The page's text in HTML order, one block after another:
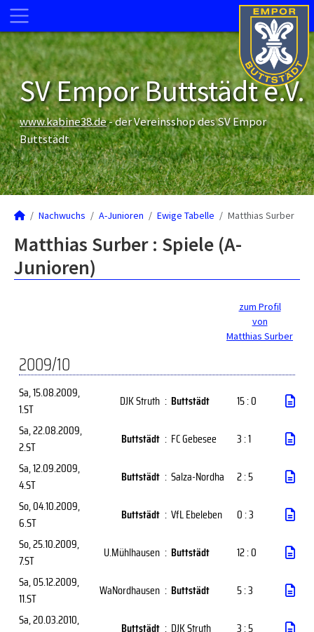
SV Empor Buttstädt e.V.
www.kabine38.de- der Vereinsshop des SV Empor
Buttstädt
Nachwuchs A-Junioren Ewige Tabelle Matthias Surber
Matthias Surber : Spiele (A-
Junioren)
zum Profil
von
Matthias Surber
2009/10
Sa, 15.08.2009,
1.ST
DJK Struth : Buttstädt
15 : 0
Sa, 22.08.2009,
2.ST
Buttstädt : FC Gebesee
3 : 1
Sa, 12.09.2009,
4.ST
Buttstädt : Salza-Nordha
2 : 5
So, 04.10.2009,
6.ST
Buttstädt : VfL Ebeleben
0 : 3
So, 25.10.2009,
7.ST
U.Mühlhausen : Buttstädt
12 : 0
Sa, 05.12.2009,
11.ST
WaNordhausen : Buttstädt
5 : 3
Sa, 20.03.2010,
Buttstädt : DJK Struth
3 : 5